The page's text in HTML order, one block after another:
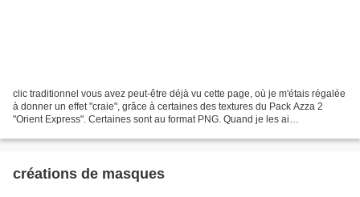
clic traditionnel vous avez peut-être déjà vu cette page, où je m'étais régalée
à donner un effet "craie", grâce à certaines des textures du Pack Azza 2
"Orient Express". Certaines sont au format PNG. Quand je les ai
créations de masques